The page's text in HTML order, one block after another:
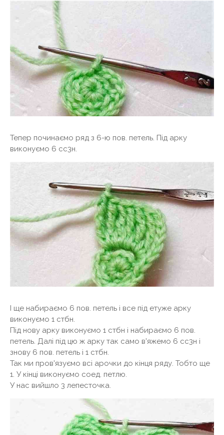
Тепер починаємо ряд з 6-ю пов. петель. Під арку
виконуємо 6 сс3н.
І ще набираємо 6 пов. петель і все під етуже арку
виконуємо 1 стбн.
Під нову арку виконуємо 1 стбн і набираємо 6 пов.
петель. Далі під цю ж арку так само в'яжемо 6 сс3н і
знову 6 пов. петель і 1 стбн.
Так ми пров'язуємо всі арочки до кінця ряду. Тобто ще
1. У кінці виконуємо соед. петлю.
У нас вийшло 3 лепесточка.